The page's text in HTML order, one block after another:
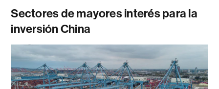
Sectores de mayores interés para la
inversión China